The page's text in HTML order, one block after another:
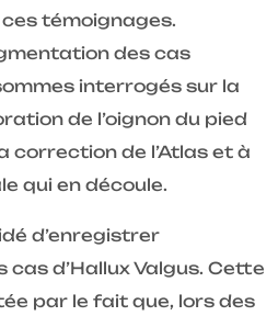
témoignages.
des cas
interrogés sur la
de l’oignon du pied
correction de l’Atlas et à
qui en découle.
d’enregistrer
d’Hallux Valgus. Cette
par le fait que, lors des